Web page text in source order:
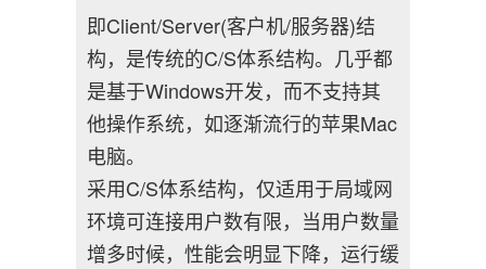
即Client/Server(客户机/服务器)结
构，是传统的C/S体系结构。几乎都
是基于Windows开发，而不支持其
他操作系统，如逐渐流行的苹果Mac
电脑。
采用C/S体系结构，仅适用于局域网
环境可连接用户数有限，当用户数量
增多时候，性能会明显下降，运行缓